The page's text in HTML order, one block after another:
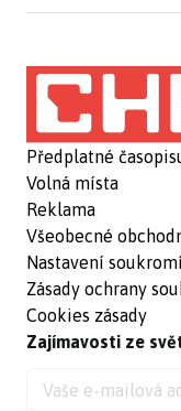
Předplatné
Volná místa
Reklama
Všeobecné
Nastavení soukromí
Zásady ochrany
Cookies zásady
Zajímavosti ze